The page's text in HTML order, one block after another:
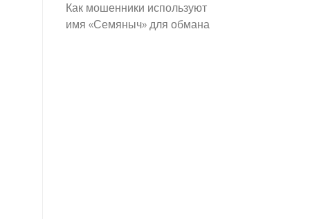
Как мошенники используют
имя «Семяныч» для обмана